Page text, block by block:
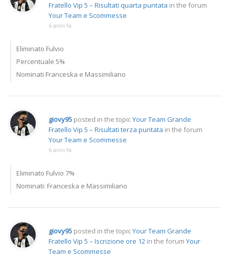
Fratello Vip 5 – Risultati quarta puntata in the forum
Your Team e Scommesse
6 anni fa
Eliminato Fulvio
Percentuale 5%
Nominati Franceska e Massimiliano
giovy95 posted in the topicYour Team Grande
Fratello Vip 5 – Risultati terza puntata in the forum
Your Team e Scommesse
6 anni fa
Eliminato Fulvio 7%
Nominati: Franceska e Massimiliano
giovy95 posted in the topicYour Team Grande
Fratello Vip 5 – Iscrizione ore 12 in the forum Your
Team e Scommesse